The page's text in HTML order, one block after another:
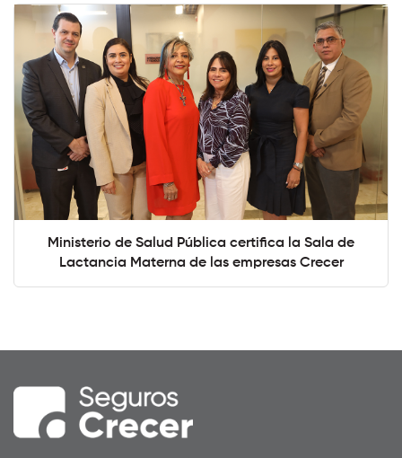
Ministerio de Salud Pública certifica la Sala de
Lactancia Materna de las empresas Crecer